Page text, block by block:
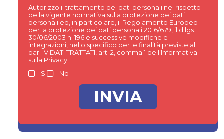
Autorizzo il trattamento dei dati personali nel rispetto
della vigente normativa sulla protezione dei dati
personali ed, in particolare, il Regolamento Europeo
per la protezione dei dati personali 2016/679, il d.lgs.
30/06/2003 n. 196 e successive modifiche e
integrazioni, nello specifico per le finalità previste al
par. IV DATI TRATTATI, art. 2, comma 1 dell’Informativa
sulla Privacy.
Si
No